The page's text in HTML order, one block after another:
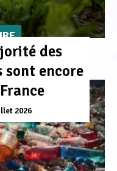
des
sont encore
2026